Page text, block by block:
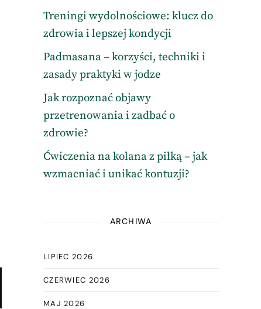
Treningi wydolnościowe: klucz do
zdrowia i lepszej kondycji
Padmasana – korzyści, techniki i
zasady praktyki w jodze
Jak rozpoznać objawy
przetrenowania i zadbać o
zdrowie?
Ćwiczenia na kolana z piłką – jak
wzmacniać i unikać kontuzji?
ARCHIWA
LIPIEC 2026
CZERWIEC 2026
MAJ 2026